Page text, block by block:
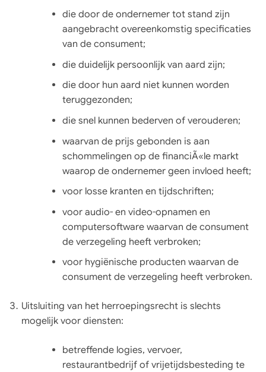
die door de ondernemer tot stand zijn
aangebracht overeenkomstig specificaties
van de consument;
die duidelijk persoonlijk van aard zijn;
die door hun aard niet kunnen worden
teruggezonden;
die snel kunnen bederven of verouderen;
waarvan de prijs gebonden is aan
schommelingen op de financiÃ«le markt
waarop de ondernemer geen invloed heeft;
voor losse kranten en tijdschriften;
voor audio- en video-opnamen en
computersoftware waarvan de consument
de verzegeling heeft verbroken;
voor hygiënische producten waarvan de
consument de verzegeling heeft verbroken.
Uitsluiting van het herroepingsrecht is slechts
mogelijk voor diensten:
betreffende logies, vervoer,
restaurantbedrijf of vrijetijdsbesteding te